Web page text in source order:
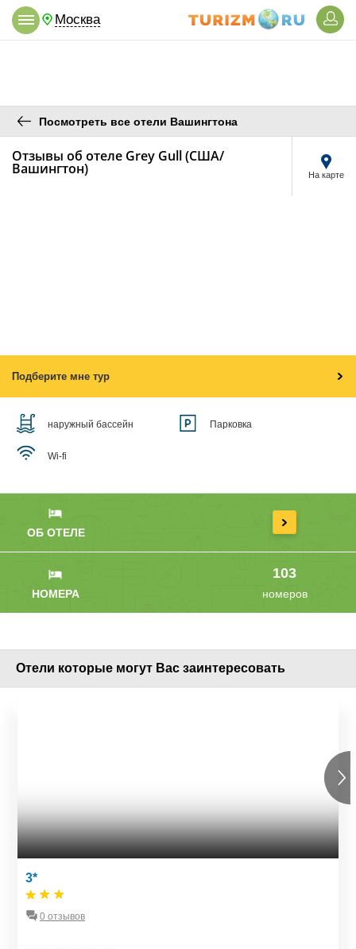
Москва
Посмотреть все отели Вашингтона
Отзывы об отеле Grey Gull (США/
Вашингтон) На карте
Подберите мне тур
наружный бассейн Парковка
Wi-fi
ОБ ОТЕЛЕ
НОМЕРА
103
номеров
Отели которые могут Вас заинтересовать
3*
0 отзывов